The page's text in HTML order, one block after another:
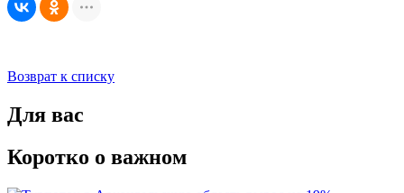
Возврат к списку
Для вас
Коротко о важном